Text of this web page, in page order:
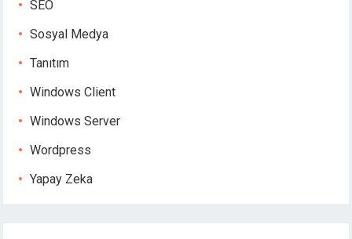
SEO
Sosyal Medya
Tanıtım
Windows Client
Windows Server
Wordpress
Yapay Zeka